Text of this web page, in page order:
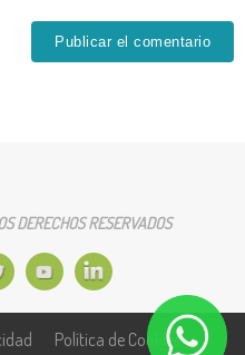
DERECHOS RESERVADOS
Política de Cookies